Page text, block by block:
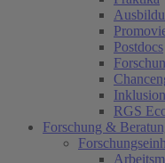
Postdocs
Inklusion
RGS
Forschung &